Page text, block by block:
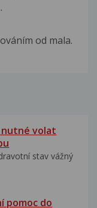
od mala.
nutné volat
stav vážný
pomoc do